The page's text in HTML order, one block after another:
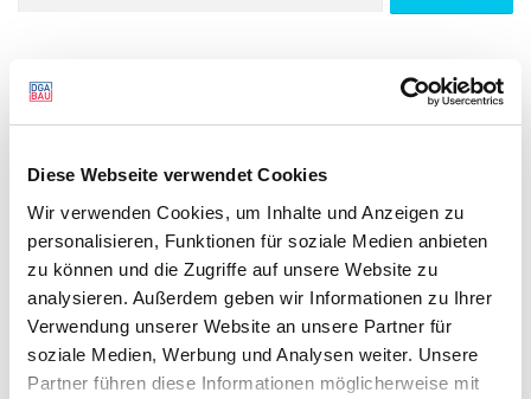
Diese Webseite verwendet Cookies
Wir verwenden Cookies, um Inhalte und Anzeigen zu
personalisieren, Funktionen für soziale Medien anbieten
zu können und die Zugriffe auf unsere Website zu
analysieren. Außerdem geben wir Informationen zu Ihrer
Verwendung unserer Website an unsere Partner für
soziale Medien, Werbung und Analysen weiter. Unsere
Partner führen diese Informationen möglicherweise mit
Verfahrensfinder
Mitglied oder Streitlöser werden
MEHR ZUM THEMA …
Arbeitskreise